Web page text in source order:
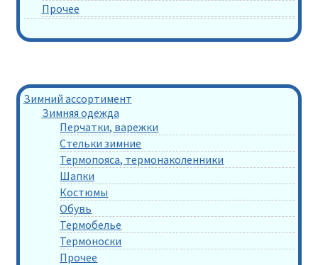
Прочее
Зимний ассортимент
Зимняя одежда
Перчатки, варежки
Стельки зимние
Термопояса, термонаколенники
Шапки
Костюмы
Обувь
Термобелье
Термоноски
Прочее